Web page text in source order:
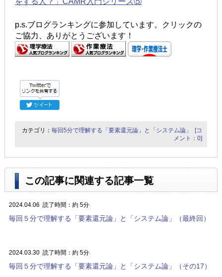
p.s.ブログランキングに参加しています。クリックの
ご協力、ありがとうございます！
カテゴリ：毎回5分で理解する「要素還元論」と「システム論」
[コ
メント：0]
この記事に関連する記事一覧
2024.04.06 読了時間：約 5分
毎回５分で理解する「要素還元論」と「システム論」（最終回）
2024.03.30 読了時間：約 5分
毎回５分で理解する「要素還元論」と「システム論」（その17）